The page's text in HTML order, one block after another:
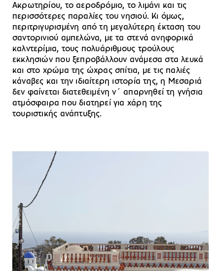
Ακρωτηρίου, το αεροδρόμιο, το λιμάνι και τις
περισσότερες παραλίες του νησιού. Κι όμως,
περιτριγυρισμένη από τη μεγαλύτερη έκταση του
σαντορινιού αμπελώνα, με τα στενά ανηφορικά
καλντερίμια, τους πολυάριθμους τρούλους
εκκλησιών που ξεπροβάλλουν ανάμεσα στα λευκά
και στο χρώμα της ώχρας σπίτια, με τις παλιές
κάναβες και την ιδιαίτερη ιστορία της, η Μεσαριά
δεν φαίνεται διατεθειμένη ν΄ απαρνηθεί τη γνήσια
ατμόσφαιρα που διατηρεί για χάρη της
τουριστικής ανάπτυξης.